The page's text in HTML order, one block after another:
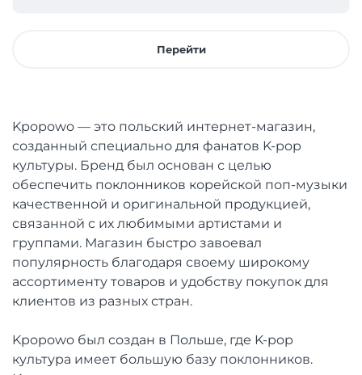
Перейти
Kpopowo — это польский интернет-магазин,
созданный специально для фанатов K-pop
культуры. Бренд был основан с целью
обеспечить поклонников корейской поп-музыки
качественной и оригинальной продукцией,
связанной с их любимыми артистами и
группами. Магазин быстро завоевал
популярность благодаря своему широкому
ассортименту товаров и удобству покупок для
клиентов из разных стран.
Kpopowo был создан в Польше, где K-pop
культура имеет большую базу поклонников.